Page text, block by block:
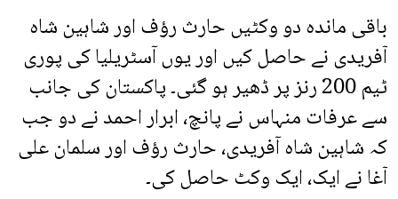
باقی ماندہ دو وکٹیں حارث رؤف اور شاہین شاہ
آفریدی نے حاصل کیں اور یوں آسٹریلیا کی پوری
ٹیم 200 رنز پر ڈھیر ہو گئی۔ پاکستان کی جانب
سے عرفات منہاس نے پانچ، ابرار احمد نے دو جب
کہ شاہین شاہ آفریدی، حارث رؤف اور سلمان علی
آغا نے ایک، ایک وکٹ حاصل کی۔